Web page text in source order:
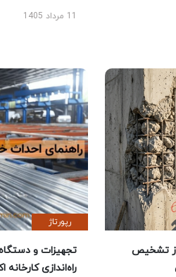
تشخیص
رپورتاژ
تجهیزات و
راه‌اندازی کارخانه